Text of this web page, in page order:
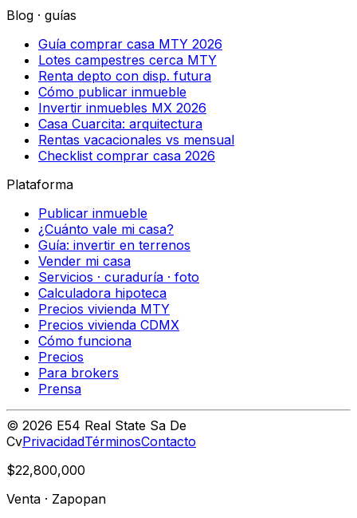
Blog · guías
Guía comprar casa MTY 2026
Lotes campestres cerca MTY
Renta depto con disp. futura
Cómo publicar inmueble
Invertir inmuebles MX 2026
Casa Cuarcita: arquitectura
Rentas vacacionales vs mensual
Checklist comprar casa 2026
Plataforma
Publicar inmueble
¿Cuánto vale mi casa?
Guía: invertir en terrenos
Vender mi casa
Servicios · curaduría · foto
Calculadora hipoteca
Precios vivienda MTY
Precios vivienda CDMX
Cómo funciona
Precios
Para brokers
Prensa
© 2026 E54 Real State Sa De
CvPrivacidadTérminosContacto
$22,800,000
Venta · Zapopan